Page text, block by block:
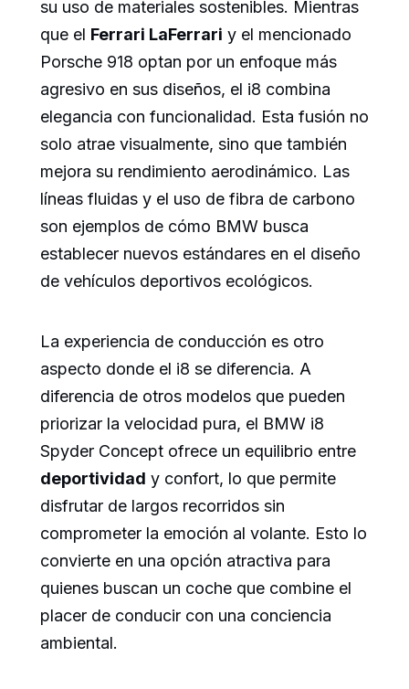
su uso de materiales sostenibles. Mientras
que el Ferrari LaFerrari y el mencionado
Porsche 918 optan por un enfoque más
agresivo en sus diseños, el i8 combina
elegancia con funcionalidad. Esta fusión no
solo atrae visualmente, sino que también
mejora su rendimiento aerodinámico. Las
líneas fluidas y el uso de fibra de carbono
son ejemplos de cómo BMW busca
establecer nuevos estándares en el diseño
de vehículos deportivos ecológicos.
La experiencia de conducción es otro
aspecto donde el i8 se diferencia. A
diferencia de otros modelos que pueden
priorizar la velocidad pura, el BMW i8
Spyder Concept ofrece un equilibrio entre
deportividad y confort, lo que permite
disfrutar de largos recorridos sin
comprometer la emoción al volante. Esto lo
convierte en una opción atractiva para
quienes buscan un coche que combine el
placer de conducir con una conciencia
ambiental.